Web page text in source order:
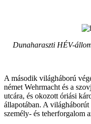
Dunaharaszti HÉV-
A második világháború
német Wehrmacht és a
utcára, és okozott óriási
állapotában. A világháborút
személy- és teherforgalom